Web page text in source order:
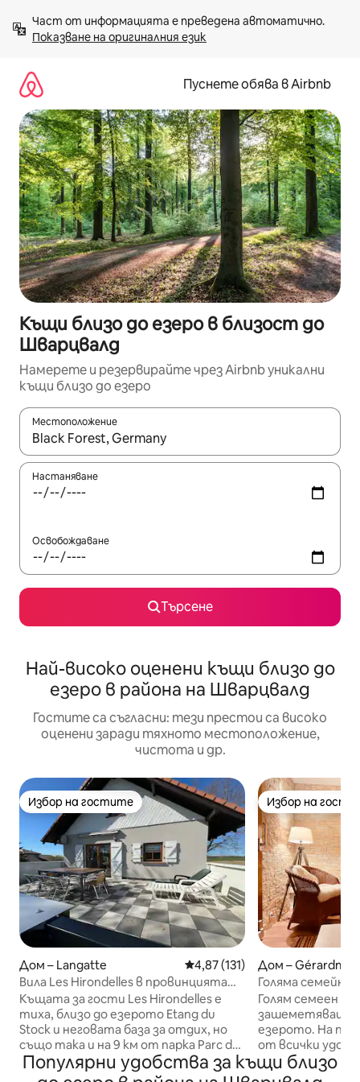
към
съдържанието
Показване на оригиналния език
Пуснете обява в Airbnb
Къщи близо до езеро в близост до
Шварцвалд
Намерете и резервирайте чрез Airbnb уникални
къщи близо до езеро
Местоположение
Когато резултатите се покажат, използвайте
Настаняване
Освобождаване
Търсене
Най-високо оценени къщи близо до
езеро в района на Шварцвалд
Гостите са съгласни: тези престои са високо
оценени заради тяхното местоположение,
чистота и др.
Избор на гостите
Избор на гостите
Дом – Langatte Средна оценка: 4,87 от 5,
4,87 (131)
Вила Les Hirondelles в провинцията
със сауна
Къщата за гости Les Hirondelles е
тиха, близо до езерото Etang du
Stock и неговата база за отдих, но
също така и на 9 км от парка Parc de
Sainte Croix, Center Parc Plan Incliné и
др. Мястото е много добре
Избор на
Избор на
Дом – Gérardmer
Голяма семейна
Голям семеен
зашеметяващи
езерото. На по
от всички
курорти
телевизор
Популярни удобства за къщи близо